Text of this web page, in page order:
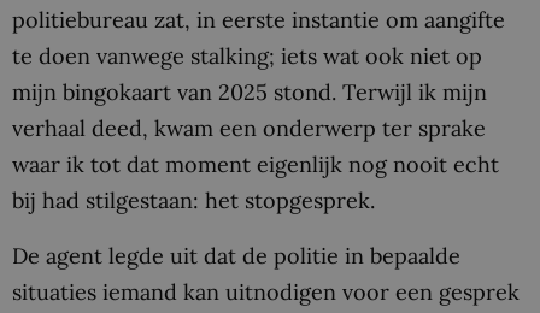
politiebureau zat, in eerste instantie om aangifte
te doen vanwege stalking; iets wat ook niet op
mijn bingokaart van 2025 stond. Terwijl ik mijn
verhaal deed, kwam een onderwerp ter sprake
waar ik tot dat moment eigenlijk nog nooit echt
bij had stilgestaan: het stopgesprek.
De agent legde uit dat de politie in bepaalde
situaties iemand kan uitnodigen voor een gesprek